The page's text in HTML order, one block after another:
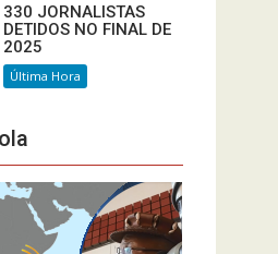
330 JORNALISTAS
DETIDOS NO FINAL DE
2025
Última Hora